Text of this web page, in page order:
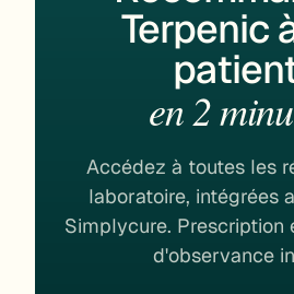
Terpenic
en 2
Accédez à toutes les
laboratoire, intégrées
Simplycure. Prescription
d'observance